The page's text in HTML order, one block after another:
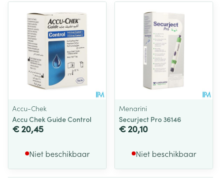
Accu-Chek
Accu Chek Guide Control
€ 20,45
Niet beschikbaar
Menarini
Securject Pro 36146
€ 20,10
Niet beschikbaar